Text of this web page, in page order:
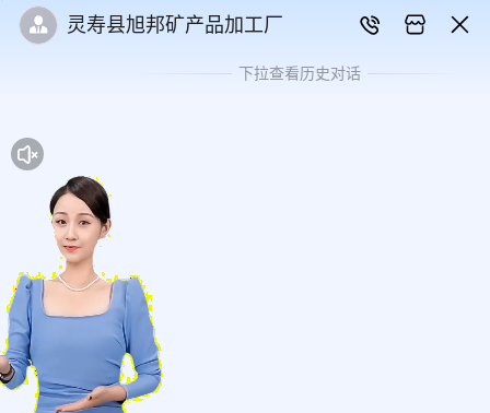
灵寿县旭邦矿产品加工厂
下拉查看历史对话